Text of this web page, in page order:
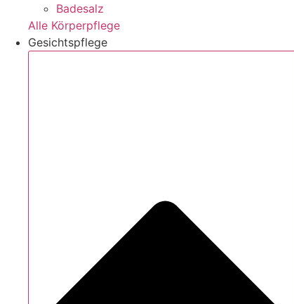
Badesalz
Alle Körperpflege
Gesichtspflege